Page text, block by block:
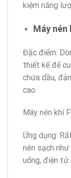
kiệm năng
Máy nén
Đặc điểm:
thiết kế để
chứa dầu,
cao.
Máy nén khí
Ứng dụng:
nén sạch
uống, điện tử.